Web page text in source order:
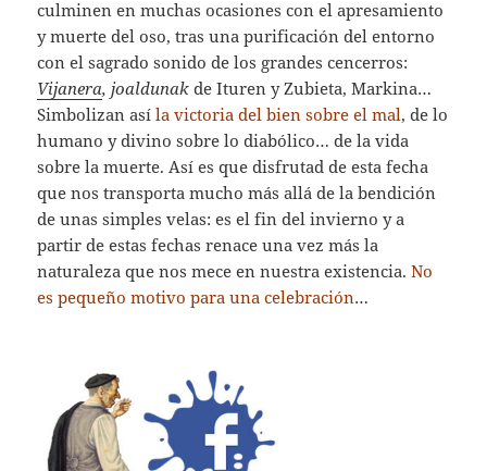
culminen en muchas ocasiones con el apresamiento
y muerte del oso, tras una purificación del entorno
con el sagrado sonido de los grandes cencerros:
Vijanera, joaldunak de Ituren y Zubieta, Markina…
Simbolizan asíla victoria del bien sobre el mal, de lo
humano y divino sobre lo diabólico… de la vida
sobre la muerte. Así es que disfrutad de esta fecha
que nos transporta mucho más allá de la bendición
de unas simples velas: es el fin del invierno y a
partir de estas fechas renace una vez más la
naturaleza que nos mece en nuestra existencia.No
es pequeño motivo para una celebración…